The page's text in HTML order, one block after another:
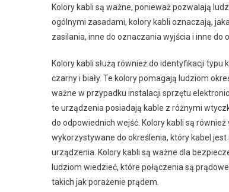
Kolory kabli są ważne, ponieważ pozwalają
ogólnymi zasadami, kolory kabli oznaczają,
zasilania, inne do oznaczania wyjścia i inne do
Kolory kabli służą również do identyfikacji typu
czarny i biały. Te kolory pomagają ludziom
ważne w przypadku instalacji sprzętu
te urządzenia posiadają kable z różnymi
do odpowiednich wejść. Kolory kabli są
wykorzystywane do określenia, który kabel
urządzenia. Kolory kabli są ważne dla
ludziom wiedzieć, które połączenia są
takich jak porażenie prądem.